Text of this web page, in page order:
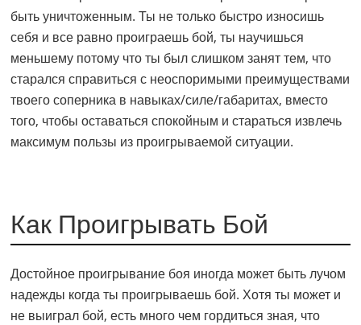
быть уничтоженным. Ты не только быстро износишь
себя и все равно проиграешь бой, ты научишься
меньшему потому что ты был слишком занят тем, что
старался справиться с неоспоримыми преимуществами
твоего соперника в навыках/силе/габаритах, вместо
того, чтобы оставаться спокойным и стараться извлечь
максимум пользы из проигрываемой ситуации.
Как Проигрывать Бой
Достойное проигрывание боя иногда может быть лучом
надежды когда ты проигрываешь бой. Хотя ты может и
не выиграл бой, есть много чем гордиться зная, что